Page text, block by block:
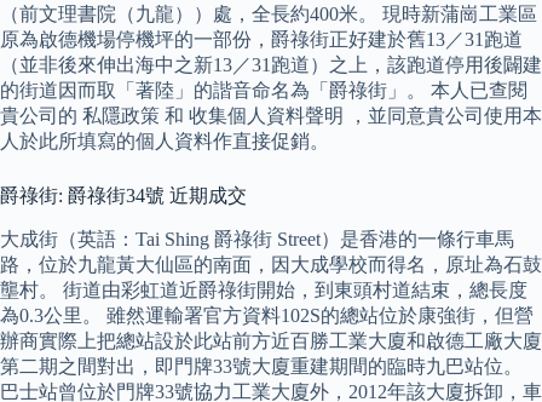
（前文理書院（九龍））處，全長約400米。 現時新蒲崗工業區
原為啟德機場停機坪的一部份，爵祿街正好建於舊13／31跑道
（並非後來伸出海中之新13／31跑道）之上，該跑道停用後闢建
的街道因而取「著陸」的諧音命名為「爵祿街」。 本人已查閱
貴公司的 私隱政策 和 收集個人資料聲明 ，並同意貴公司使用本
人於此所填寫的個人資料作直接促銷。
爵祿街: 爵祿街34號 近期成交
大成街（英語：Tai Shing 爵祿街 Street）是香港的一條行車馬
路，位於九龍黃大仙區的南面，因大成學校而得名，原址為石鼓
壟村。 街道由彩虹道近爵祿街開始，到東頭村道結束，總長度
為0.3公里。 雖然運輸署官方資料102S的總站位於康強街，但營
辦商實際上把總站設於此站前方近百勝工業大廈和啟德工廠大廈
第二期之間對出，即門牌33號大廈重建期間的臨時九巴站位。
巴士站曾位於門牌33號協力工業大廈外，2012年該大廈拆卸，車